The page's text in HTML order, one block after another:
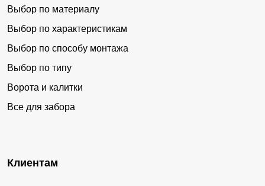
Выбор по материалу
Выбор по характеристикам
Выбор по способу монтажа
Выбор по типу
Ворота и калитки
Все для забора
Клиентам